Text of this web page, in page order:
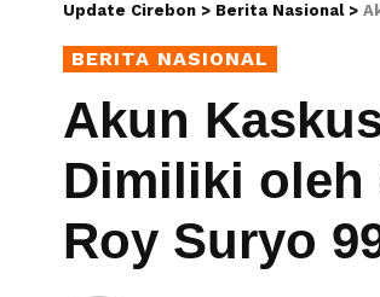
Update Cirebon > Berita Nasional>
BERITA NASIONAL
Akun
Dimiliki oleh
Roy Suryo